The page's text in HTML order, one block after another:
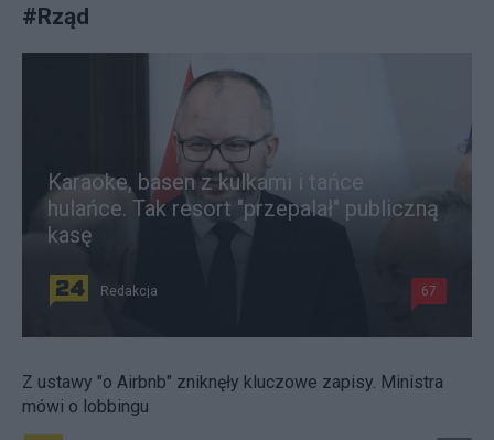
#Rząd
Karaoke, basen z kulkami i tańce
hulańce. Tak resort "przepalał" publiczną
kasę
Redakcja 67
Z ustawy "o Airbnb" zniknęły kluczowe zapisy. Ministra
mówi o lobbingu